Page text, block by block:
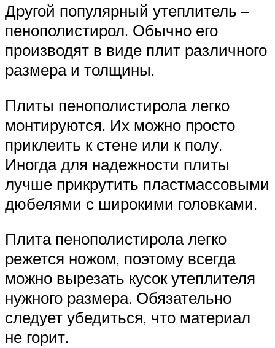
Другой популярный утеплитель –
пенополистирол. Обычно его
производят в виде плит различного
размера и толщины.
Плиты пенополистирола легко
монтируются. Их можно просто
приклеить к стене или к полу.
Иногда для надежности плиты
лучше прикрутить пластмассовыми
дюбелями с широкими головками.
Плита пенополистирола легко
режется ножом, поэтому всегда
можно вырезать кусок утеплителя
нужного размера. Обязательно
следует убедиться, что материал
не горит.